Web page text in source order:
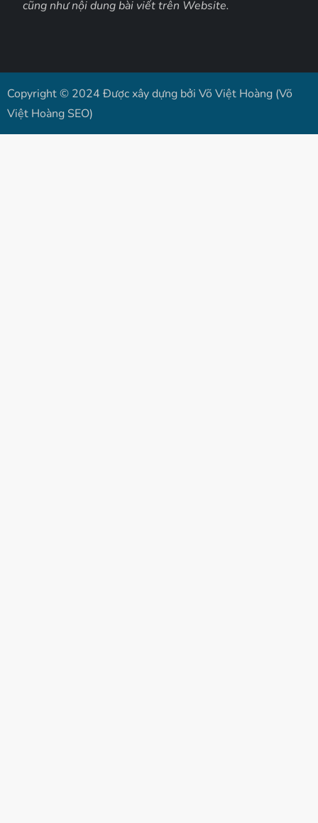
cũng như nội dung bài viết trên Website.
Copyright © 2024 Được xây dựng bởi Võ Việt Hoàng (Võ
Việt Hoàng SEO)